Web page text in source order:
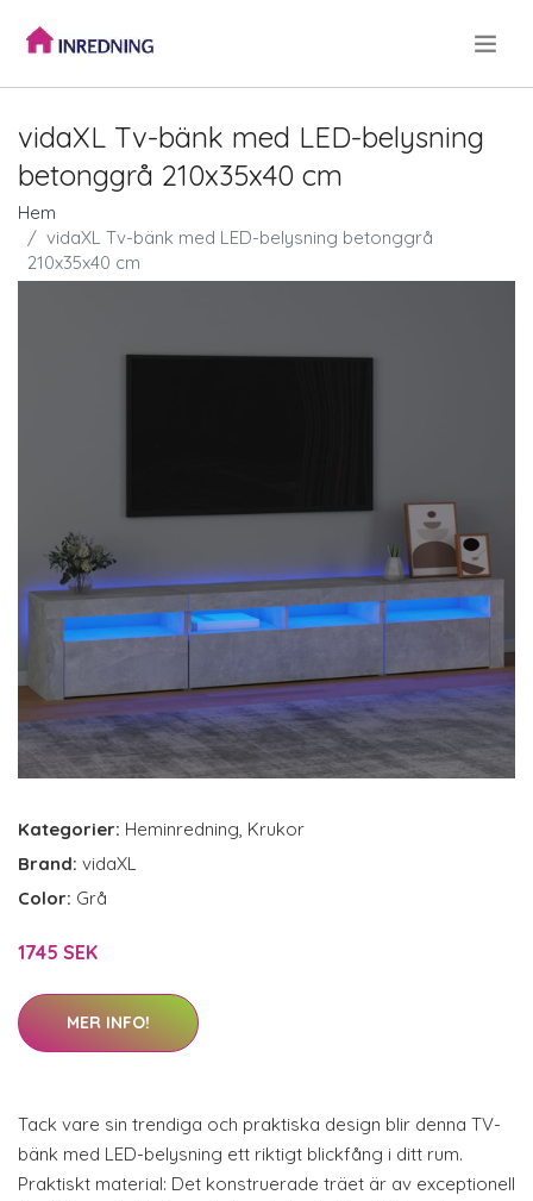
vidaXL Tv-bänk med LED-belysning
betonggrå 210x35x40 cm
Hem
vidaXL Tv-bänk med LED-belysning betonggrå
210x35x40 cm
Kategorier: Heminredning, Krukor
Brand: vidaXL
Color: Grå
1745 SEK
MER INFO!
Tack vare sin trendiga och praktiska design blir denna TV-
bänk med LED-belysning ett riktigt blickfång i ditt rum.
Praktiskt material: Det konstruerade träet är av exceptionell